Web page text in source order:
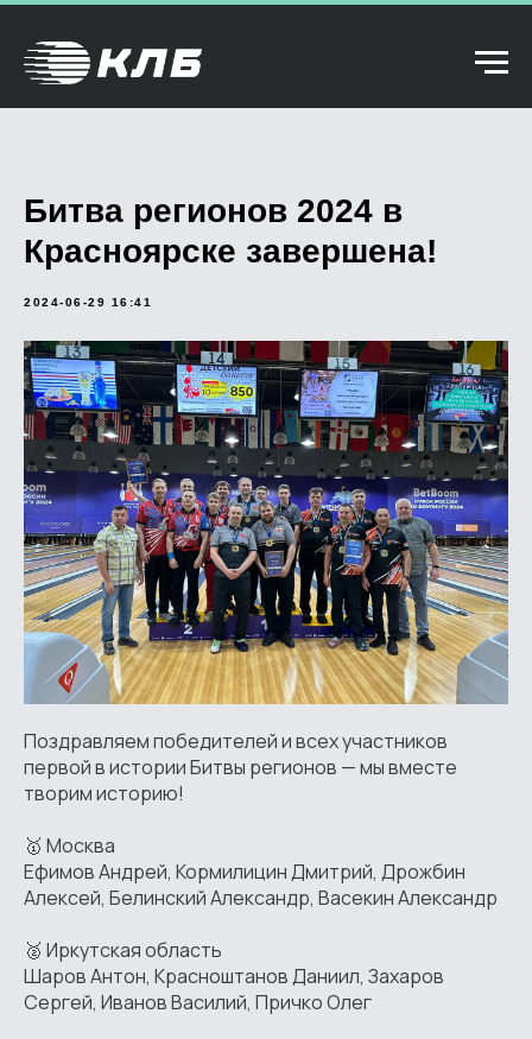
Битва регионов 2024 в
Красноярске завершена!
2024-06-29 16:41
Поздравляем победителей и всех участников
первой в истории Битвы регионов — мы вместе
творим историю!
🥇 Москва
Ефимов Андрей, Кормилицин Дмитрий, Дрожбин
Алексей, Белинский Александр, Васекин Александр
🥈 Иркутская область
Шаров Антон, Красноштанов Даниил, Захаров
Сергей, Иванов Василий, Причко Олег